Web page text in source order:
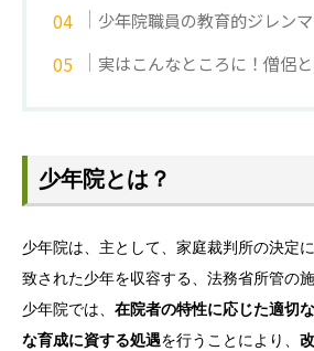
少年院職員の教育的ジレンマ
実はこんなところに！僧侶
少年院とは？
少年院は、主として、家庭裁判所の決定
致された少年を収容する、法務省所管の施
少年院では、 在院者の特性に応じた適切
な育成に資する処遇を行うことにより、